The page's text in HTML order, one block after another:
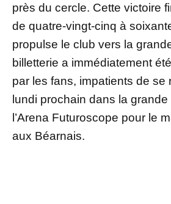
près du cercle. Cette victoire
de quatre-vingt-cinq à
propulse le club vers la
billetterie a immédiatement
par les fans, impatients de se
lundi prochain dans la
l’Arena Futuroscope pour le
aux Béarnais.